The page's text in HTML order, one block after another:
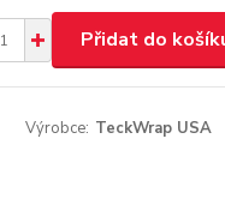
Přidat do
Výrobce: TeckWrap USA